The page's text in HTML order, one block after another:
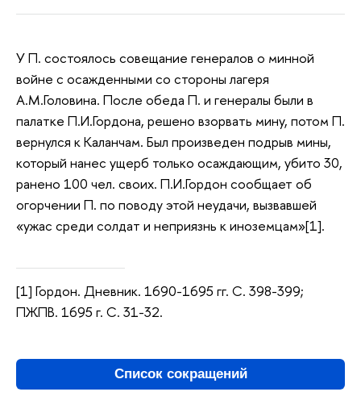
У П. состоялось совещание генералов о минной
войне с осажденными со стороны лагеря
А.М.Головина. После обеда П. и генералы были в
палатке П.И.Гордона, решено взорвать мину, потом П.
вернулся к Каланчам. Был произведен подрыв мины,
который нанес ущерб только осаждающим, убито 30,
ранено 100 чел. своих. П.И.Гордон сообщает об
огорчении П. по поводу этой неудачи, вызвавшей
«ужас среди солдат и неприязнь к иноземцам»[1].
[1] Гордон. Дневник. 1690-1695 гг. С. 398-399;
ПЖПВ. 1695 г. С. 31-32.
Список сокращений